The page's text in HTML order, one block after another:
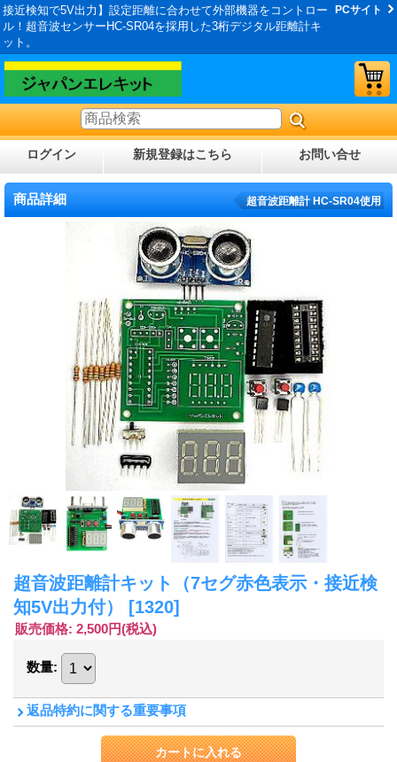
接近検知で5V出力】設定距離に合わせて外部機器をコントロー
ル！超音波センサーHC-SR04を採用した3桁デジタル距離計キ
ット。
PCサイト
ログイン 新規登録はこちら お問い合せ
商品詳細 超音波距離計 HC-SR04使用
超音波距離計キット（7セグ赤色表示・接近検
知5V出力付）
[1320]
販売価格: 2,500円(税込)
数量:
返品特約に関する重要事項